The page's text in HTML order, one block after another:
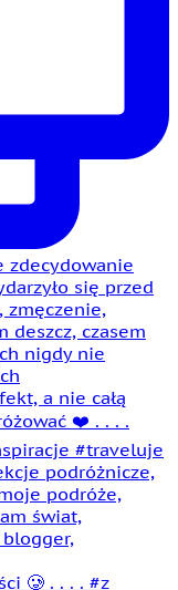
🥲 . . . . #z